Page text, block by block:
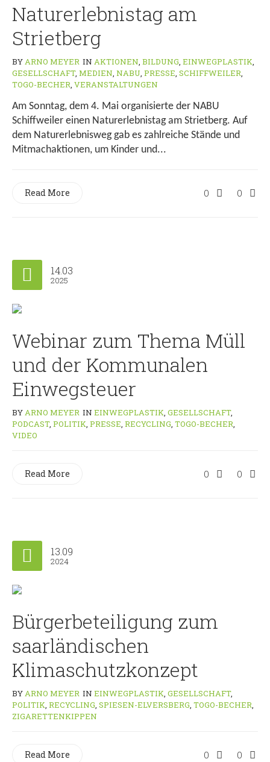
Naturerlebnistag am
Strietberg
BYARNO MEYER IN AKTIONEN, BILDUNG, EINWEGPLASTIK,
GESELLSCHAFT, MEDIEN, NABU, PRESSE, SCHIFFWEILER,
TOGO-BECHER, VERANSTALTUNGEN
Am Sonntag, dem 4. Mai organisierte der NABU
Schiffweiler einen Naturerlebnistag am Strietberg. Auf
dem Naturerlebnisweg gab es zahlreiche Stände und
Mitmachaktionen, um Kinder und...
0 0
Read More
14.03
2025
Webinar zum Thema Müll
und der Kommunalen
Einwegsteuer
BYARNO MEYER IN EINWEGPLASTIK, GESELLSCHAFT,
PODCAST, POLITIK, PRESSE, RECYCLING, TOGO-BECHER,
VIDEO
0 0
Read More
13.09
2024
Bürgerbeteiligung zum
saarländischen
Klimaschutzkonzept
BYARNO MEYER IN EINWEGPLASTIK, GESELLSCHAFT,
POLITIK, RECYCLING, SPIESEN-ELVERSBERG, TOGO-BECHER,
ZIGARETTENKIPPEN
0 0
Read More